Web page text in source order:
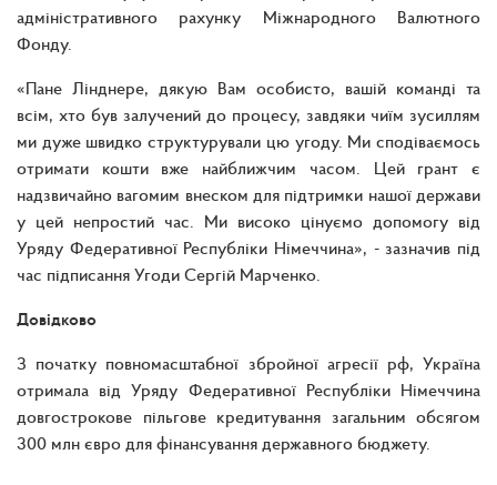
адміністративного рахунку Міжнародного Валютного
Фонду.
«Пане Лінднере, дякую Вам особисто, вашій команді та
всім, хто був залучений до процесу, завдяки чиїм зусиллям
ми дуже швидко структурували цю угоду. Ми сподіваємось
отримати кошти вже найближчим часом. Цей грант є
надзвичайно вагомим внеском для підтримки нашої держави
у цей непростий час. Ми високо цінуємо допомогу від
Уряду Федеративної Республіки Німеччина», - зазначив під
час підписання Угоди Сергій Марченко.
Довідково
З початку повномасштабної збройної агресії рф, Україна
отримала від Уряду Федеративної Республіки Німеччина
довгострокове пільгове кредитування загальним обсягом
300 млн євро для фінансування державного бюджету.